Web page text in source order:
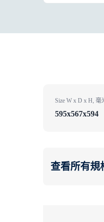
Size W x D x H, 毫
595x567x594
查看所有規